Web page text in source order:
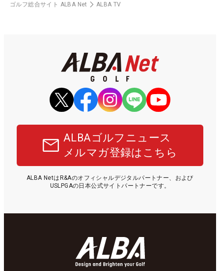
ゴルフ総合サイト ALBA Net ALBA TV
ALBAゴルフニュース
メルマガ登録はこちら
ALBA NetはR&Aのオフィシャルデジタルパートナー、および
USLPGAの日本公式サイトパートナーです。